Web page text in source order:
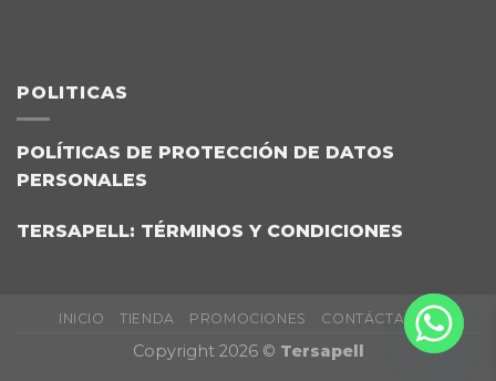
POLITICAS
POLÍTICAS DE PROTECCIÓN DE DATOS
PERSONALES
TERSAPELL: TÉRMINOS Y CONDICIONES
INICIO TIENDA PROMOCIONES CONTÁCTANOS
Copyright 2026 © Tersapell